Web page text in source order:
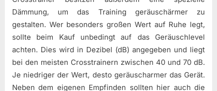
Dämmung, um das Training geräuschärmer zu
gestalten. Wer besonders großen Wert auf Ruhe legt,
sollte beim Kauf unbedingt auf das Geräuschlevel
achten. Dies wird in Dezibel (dB) angegeben und liegt
bei den meisten Crosstrainern zwischen 40 und 70 dB.
Je niedriger der Wert, desto geräuscharmer das Gerät.
Neben dem eigenen Empfinden sollten hier auch die